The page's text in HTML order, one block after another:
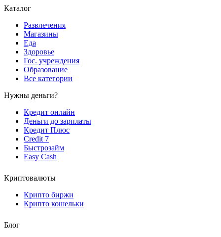
Каталог
Развлечения
Магазины
Еда
Здоровье
Гос. учреждения
Образование
Все категории
Нужны деньги?
Кредит онлайн
Деньги до зарплаты
Кредит Плюс
Credit 7
Быстрозайм
Easy Cash
Криптовалюты
Крипто биржи
Крипто кошельки
Блог